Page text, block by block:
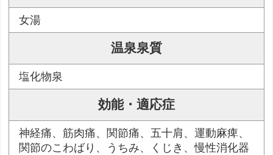
女湯
温泉泉質
塩化物泉
効能・適応症
神経痛、筋肉痛、関節痛、五十肩、運動麻痺、
関節のこわばり、うちみ、くじき、慢性消化器